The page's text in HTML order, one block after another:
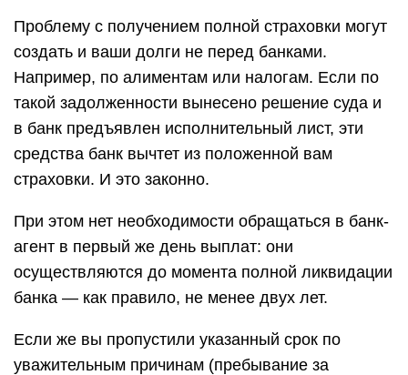
Проблему с получением полной страховки могут
создать и ваши долги не перед банками.
Например, по алиментам или налогам. Если по
такой задолженности вынесено решение суда и
в банк предъявлен исполнительный лист, эти
средства банк вычтет из положенной вам
страховки. И это законно.
При этом нет необходимости обращаться в банк-
агент в первый же день выплат: они
осуществляются до момента полной ликвидации
банка — как правило, не менее двух лет.
Если же вы пропустили указанный срок по
уважительным причинам (пребывание за